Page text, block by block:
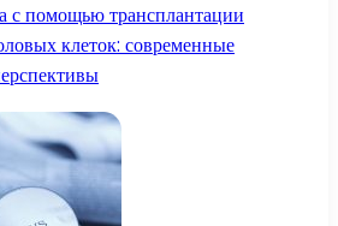
с помощью трансплантации
клеток: современные